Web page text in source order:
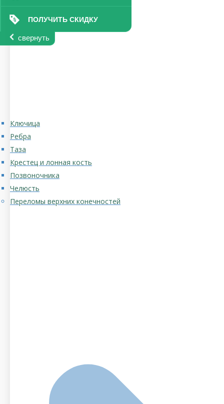
ПОЛУЧИТЬ СКИДКУ
свернуть
Ключица
Ребра
Таза
Крестец и лонная кость
Позвоночника
Челюсть
Переломы верхних конечностей